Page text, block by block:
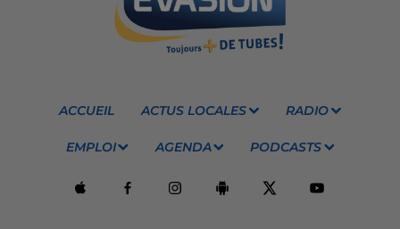
ACCUEIL ACTUS LOCALES RADIO
EMPLOI AGENDA PODCASTS